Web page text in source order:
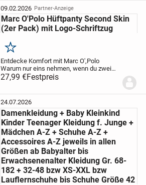
09.02.2026 Partner-Anzeige
Marc O'Polo Hüftpanty Second Skin
(2er Pack) mit Logo-Schriftzug
Merken
Entdecke Komfort mit Marc O',Polo
Warum nur eins nehmen, wenn du zwei
haben kannst? Im attraktiven Doppelpack
macht die Hüftpanty aus der Serie
Deal aus...
27,99 €Festpreis
24.07.2026
Damenkleidung + Baby Kleinkind
Kinder Teenager Kleidung f. Junge +
Mädchen A-Z + Schuhe A-Z +
Accessoires A-Z jeweils in allen
Größen ab Babyalter bis
Erwachsenenalter Kleidung Gr. 68-
182 + 32-48 bzw XS-XXL bzw
Lauflernschuhe bis Schuhe Größe 42
Haus & Garten›Kleidung
Damenkleidung